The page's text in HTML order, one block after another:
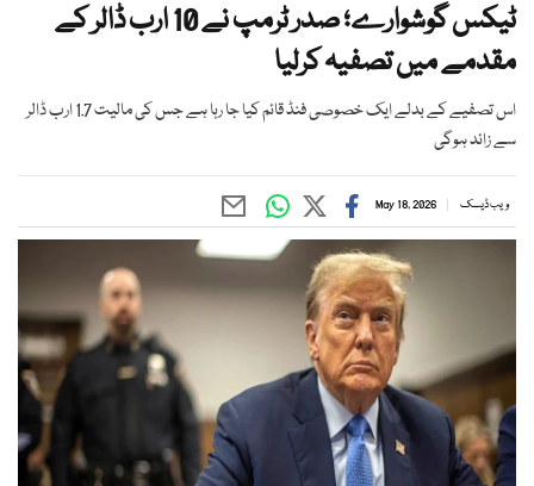
ٹیکس گوشوارے؛ صدر ٹرمپ نے 10 ارب ڈالر کے
مقدمے میں تصفیہ کرلیا
اس تصفیے کے بدلے ایک خصوصی فنڈ قائم کیا جا رہا ہے جس کی مالیت 1.7 ارب ڈالر
سے زائد ہوگی
ویب ڈیسک May 18, 2026